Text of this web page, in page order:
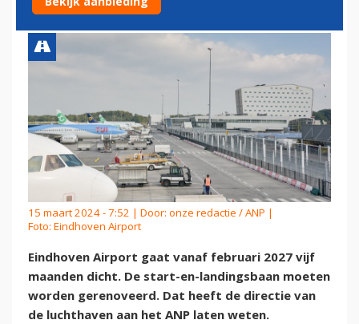
15 maart 2024 - 7:52 | Door: onze redactie / ANP |
Foto: Eindhoven Airport
Eindhoven Airport gaat vanaf februari 2027 vijf
maanden dicht. De start-en-landingsbaan moeten
worden gerenoveerd. Dat heeft de directie van
de luchthaven aan het ANP laten weten.